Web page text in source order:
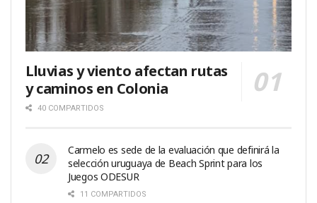
Lluvias y viento afectan rutas
y caminos en Colonia
40 COMPARTIDOS
Carmelo es sede de la evaluación que definirá la
selección uruguaya de Beach Sprint para los
Juegos ODESUR
11 COMPARTIDOS